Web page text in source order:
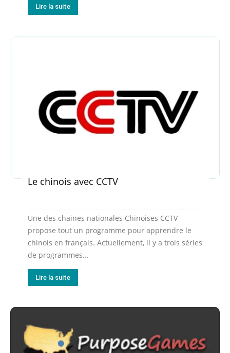
Lire la suite
Le chinois avec CCTV
Une des chaines nationales Chinoises CCTV
propose tout un programme pour apprendre le
chinois en français. Actuellement, il y a trois séries
de programmes...
Lire la suite